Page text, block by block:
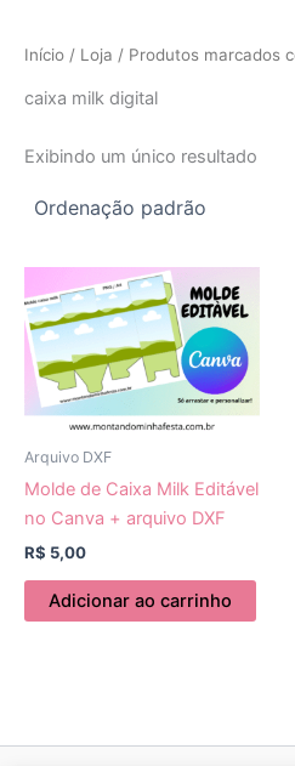
Início / Loja / Produtos marcados
caixa milk digital
Exibindo um único resultado
Arquivo DXF
Molde de Caixa Milk Editável
no Canva + arquivo DXF
R$ 5,00
Adicionar ao carrinho